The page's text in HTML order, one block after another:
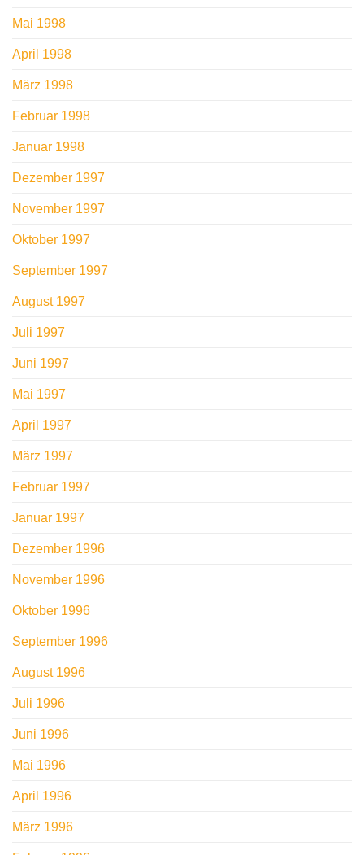
Mai 1998
April 1998
März 1998
Februar 1998
Januar 1998
Dezember 1997
November 1997
Oktober 1997
September 1997
August 1997
Juli 1997
Juni 1997
Mai 1997
April 1997
März 1997
Februar 1997
Januar 1997
Dezember 1996
November 1996
Oktober 1996
September 1996
August 1996
Juli 1996
Juni 1996
Mai 1996
April 1996
März 1996